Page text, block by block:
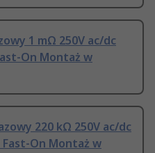
1 mΩ 250V ac/dc
On Montaż w
220 kΩ 250V ac/dc
Fast-On Montaż w